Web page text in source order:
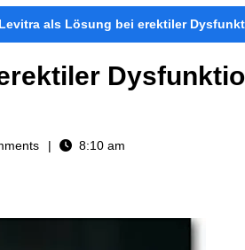
Levitra als Lösung bei erektiler
8:10 am